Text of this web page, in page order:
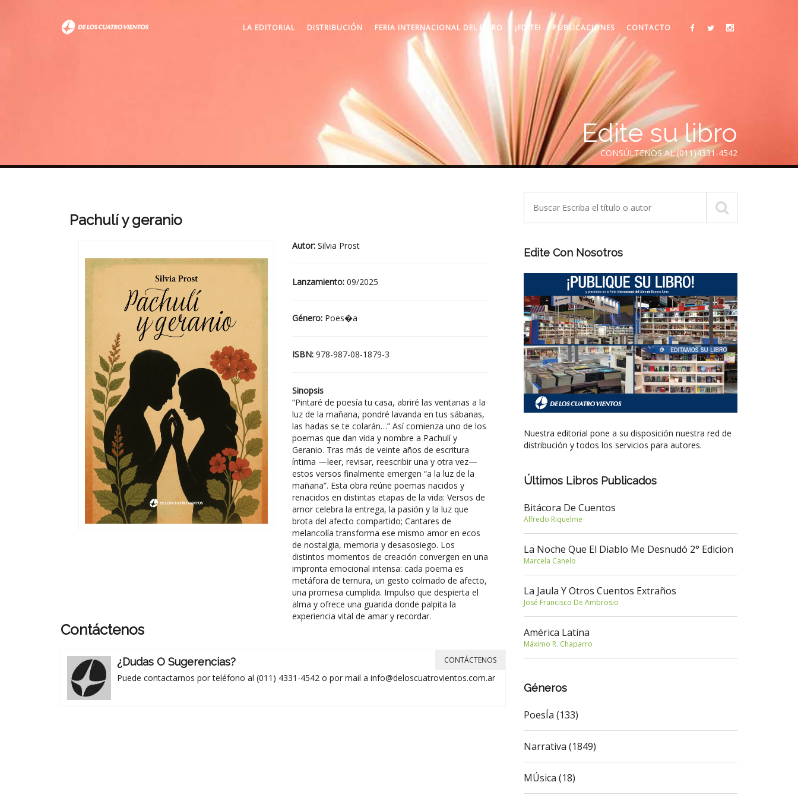
LA EDITORIAL DISTRIBUCIÓN FERIA INTERNACIONAL DEL LIBRO ¡EDITE! PUBLICACIONES CONTACTO
Edite su libro
CONSÚLTENOS AL (011)4331-4542
Pachulí y geranio
Autor: Silvia Prost
Lanzamiento: 09/2025
Género: Poes�a
ISBN: 978-987-08-1879-3
Sinopsis
“Pintaré de poesía tu casa, abriré las ventanas a la
luz de la mañana, pondré lavanda en tus sábanas,
las hadas se te colarán…” Así comienza uno de los
poemas que dan vida y nombre a Pachulí y
Geranio. Tras más de veinte años de escritura
íntima —leer, revisar, reescribir una y otra vez—
estos versos finalmente emergen “a la luz de la
mañana”. Esta obra reúne poemas nacidos y
renacidos en distintas etapas de la vida: Versos de
amor celebra la entrega, la pasión y la luz que
brota del afecto compartido; Cantares de
melancolía transforma ese mismo amor en ecos
de nostalgia, memoria y desasosiego. Los
distintos momentos de creación convergen en una
impronta emocional intensa: cada poema es
metáfora de ternura, un gesto colmado de afecto,
una promesa cumplida. Impulso que despierta el
alma y ofrece una guarida donde palpita la
experiencia vital de amar y recordar.
Contáctenos
¿Dudas O Sugerencias?
Puede contactarnos por teléfono al (011) 4331-4542 o por mail a info@deloscuatrovientos.com.ar
CONTÁCTENOS
Edite Con Nosotros
Nuestra editorial pone a su disposición nuestra red de
distribución y todos los servicios para autores.
Últimos Libros Publicados
Bitácora De Cuentos
Alfredo Riquelme
La Noche Que El Diablo Me Desnudó 2° Edicion
Marcela Canelo
La Jaula Y Otros Cuentos Extraños
José Francisco De Ambrosio
América Latina
Máximo R. Chaparro
Géneros
PoesÍa (133)
Narrativa (1849)
MÚsica (18)